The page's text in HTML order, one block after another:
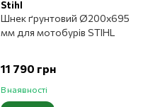
Stihl
Шнек ґрунтовий Ø200x695
мм для мотобурів STIHL
11 790 грн
В наявності